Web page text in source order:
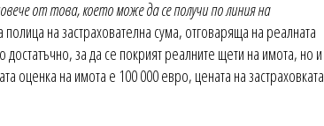
от това, което може да се получи по линия на
на застрахователна сума, отговаряща на реалната
за да се покрият реалните щети на имота, но и
оценка на имота е 100 000 евро, цената на застраховката